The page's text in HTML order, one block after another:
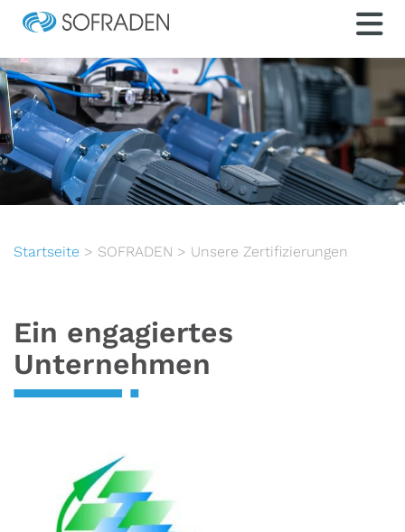
Startseite > SOFRADEN > Unsere Zertifizierungen
Ein engagiertes
Unternehmen